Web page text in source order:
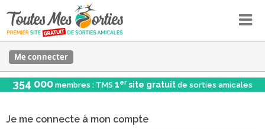
Me connecter
354 000 membres : TMS 1er site gratuit de sorties amicales
Je me connecte à mon compte